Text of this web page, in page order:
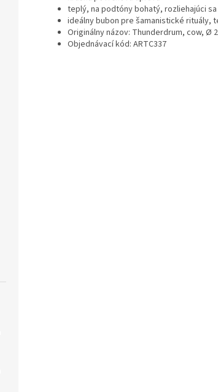
teplý, na podtóny bohatý, rozliehajúci
ideálny bubon pre šamanistické rituály,
Originálny názov: Thunderdrum, cow, Ø
Objednávací kód: ARTC337